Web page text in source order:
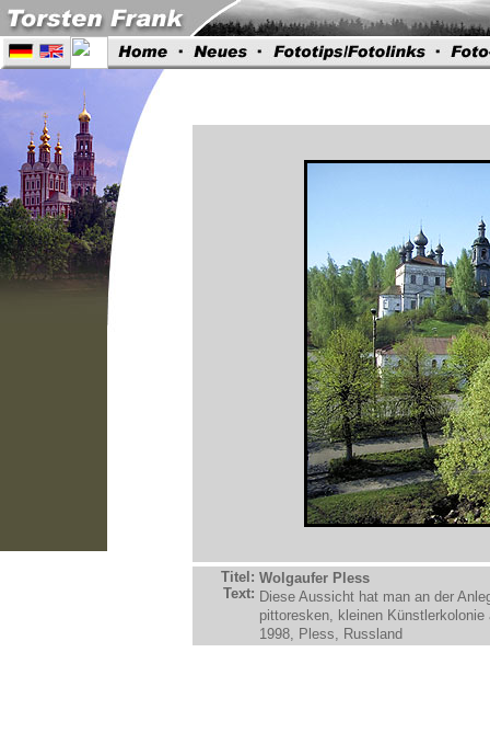
Titel:
Text:
Wolgaufer Pless
Diese Aussicht hat man an der
pittoresken, kleinen Künstlerkolonie
1998, Pless, Russland